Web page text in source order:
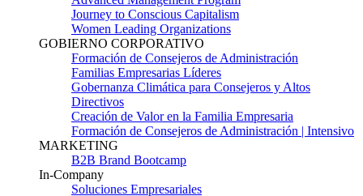
Journey to Conscious Capitalism
Women Leading Organizations
GOBIERNO CORPORATIVO
Formación de Consejeros de Administración
Familias Empresarias Líderes
Gobernanza Climática para Consejeros y Altos
Directivos
Creación de Valor en la Familia Empresaria
Formación de Consejeros de Administración | Intensivo
MARKETING
B2B Brand Bootcamp
In-Company
Soluciones Empresariales